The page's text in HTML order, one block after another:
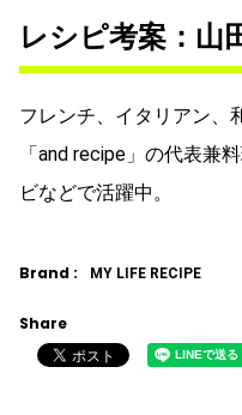
レシピ考案：山
フレンチ、イタリアン、
「and recipe」の代表兼
ビなどで活躍中。
Brand : MY LIFE RECIPE
Share